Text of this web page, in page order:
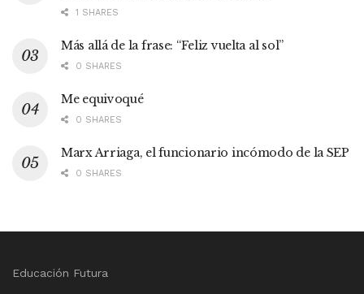
1 SHARES
Más allá de la frase: “Feliz vuelta al sol”
0 SHARES
Me equivoqué
0 SHARES
Marx Arriaga, el funcionario incómodo de la SEP
0 SHARES
Educación Futura